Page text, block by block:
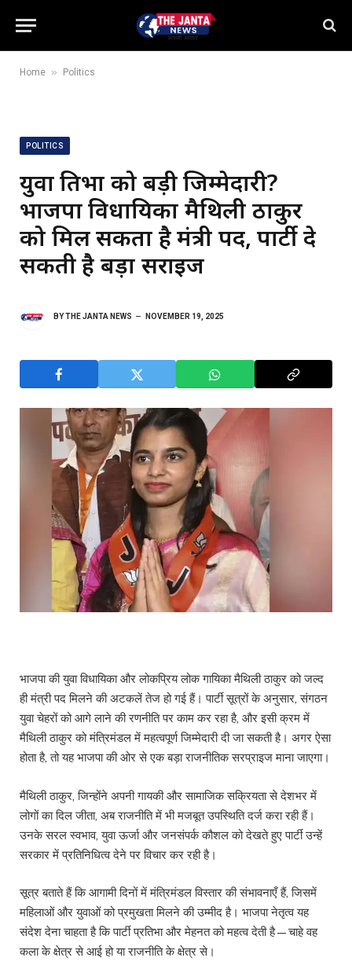
Home » Politics
POLITICS
युवा प्रतिभा को बड़ी जिम्मेदारी?
भाजपा विधायिका मैथिली ठाकुर
को मिल सकता है मंत्री पद, पार्टी दे
सकती है बड़ा सरप्राइज
BYTHE JANTA NEWS NOVEMBER 19, 2025
भाजपा की युवा विधायिका और लोकप्रिय लोक गायिका मैथिली ठाकुर को जल्द
ही मंत्री पद मिलने की अटकलें तेज हो गई हैं। पार्टी सूत्रों के अनुसार, संगठन
युवा चेहरों को आगे लाने की रणनीति पर काम कर रहा है, और इसी क्रम में
मैथिली ठाकुर को मंत्रिमंडल में महत्वपूर्ण जिम्मेदारी दी जा सकती है। अगर ऐसा
होता है, तो यह भाजपा की ओर से एक बड़ा राजनीतिक सरप्राइज माना जाएगा।
मैथिली ठाकुर, जिन्होंने अपनी गायकी और सामाजिक सक्रियता से देशभर में
लोगों का दिल जीता, अब राजनीति में भी मजबूत उपस्थिति दर्ज करा रही हैं।
उनके सरल स्वभाव, युवा ऊर्जा और जनसंपर्क कौशल को देखते हुए पार्टी उन्हें
सरकार में प्रतिनिधित्व देने पर विचार कर रही है।
सूत्र बताते हैं कि आगामी दिनों में मंत्रिमंडल विस्तार की संभावनाएँ हैं, जिसमें
महिलाओं और युवाओं को प्रमुखता मिलने की उम्मीद है। भाजपा नेतृत्व यह
संदेश देना चाहता है कि पार्टी प्रतिभा और मेहनत को महत्व देती है—चाहे वह
कला के क्षेत्र से आई हो या राजनीति के क्षेत्र से।